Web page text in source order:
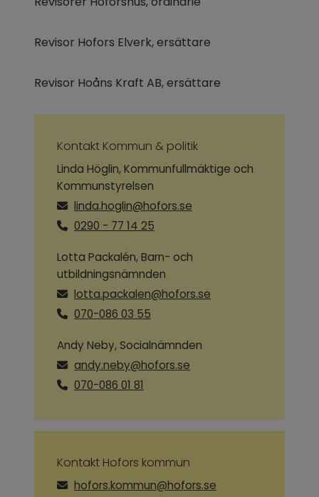
Revisor Hofors Elverk, ersättare
Revisor Hoåns Kraft AB, ersättare
Kontakt Kommun & politik
Linda Höglin, Kommunfullmäktige och
Kommunstyrelsen
linda.hoglin@hofors.se
0290 - 77 14 25
Lotta Packalén, Barn- och
utbildningsnämnden
lotta.packalen@hofors.se
070-086 03 55
Andy Neby, Socialnämnden
andy.neby@hofors.se
070-086 01 81
Kontakt Hofors kommun
hofors.kommun@hofors.se